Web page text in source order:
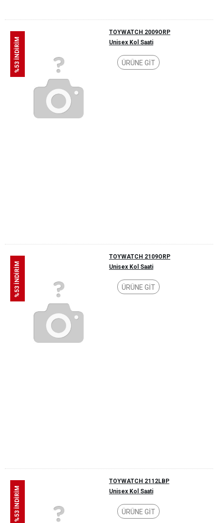
%53 İNDİRİM
TOYWATCH 2009ORP
Unisex Kol Saati
ÜRÜNE GİT
%53 İNDİRİM
TOYWATCH 2109ORP
Unisex Kol Saati
ÜRÜNE GİT
%53 İNDİRİM
TOYWATCH 2112LBP
Unisex Kol Saati
ÜRÜNE GİT